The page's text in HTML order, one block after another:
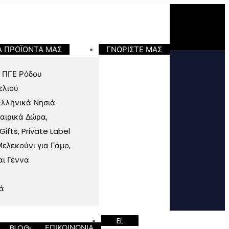
ΠΡΟΪΟΝΤΑ ΜΑΣ
ΠΓΕ Ρόδου
Νησιά
Δώρα,
Private Label
για Γάμο,
Γέννα
ΓΝΩΡΙΣΤΕ ΜΑΣ
EL